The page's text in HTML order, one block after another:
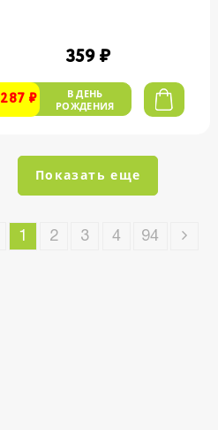
359 ₽
287 ₽
В ДЕНЬ
РОЖДЕНИЯ
Показать еще
1 2 3 4 94